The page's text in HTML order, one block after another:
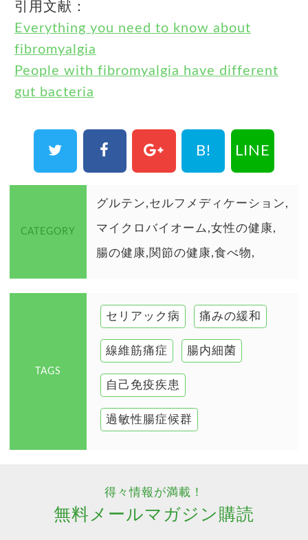
引用文献：
Everything you need to know about
fibromyalgia
People with fibromyalgia have different
gut bacteria
B! LINE
CATEGORY
グルテン セルフメディケーション
マイクロバイオーム 女性の健康
腸の健康 関節の健康 食べ物
TAGS
セリアック病 痛みの緩和
線維筋痛症 腸内細菌
自己免疫疾患
過敏性腸症候群
得々情報が満載！
無料メールマガジン購読